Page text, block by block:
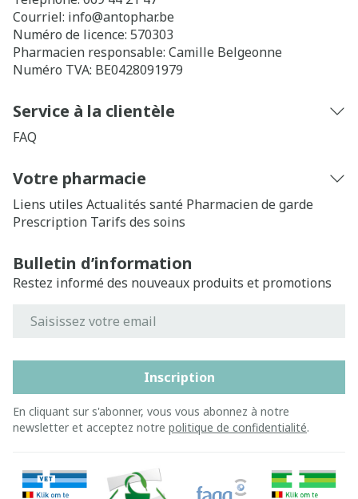
Courriel: info@antophar.be
Numéro de licence: 570303
Pharmacien responsable: Camille Belgeonne
Numéro TVA: BE0428091979
Service à la clientèle
FAQ
Votre pharmacie
Liens utiles Actualités santé Pharmacien de garde
Prescription Tarifs des soins
Bulletin d’information
Restez informé des nouveaux produits et promotions
Inscription
En cliquant sur s'abonner, vous vous abonnez à notre
newsletter et acceptez notre politique de confidentialité.